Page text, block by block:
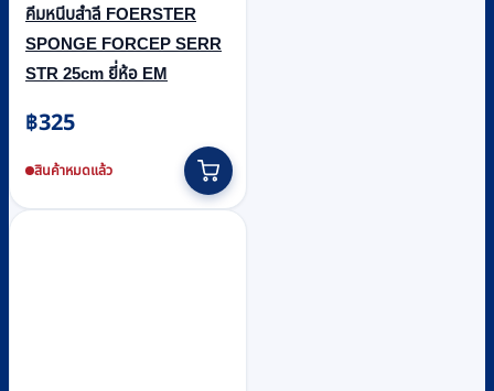
คีมหนีบสำลี FOERSTER
SPONGE FORCEP SERR
STR 25cm ยี่ห้อ EM
฿325
สินค้าหมดแล้ว